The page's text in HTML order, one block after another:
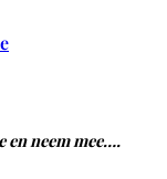
en neem mee….